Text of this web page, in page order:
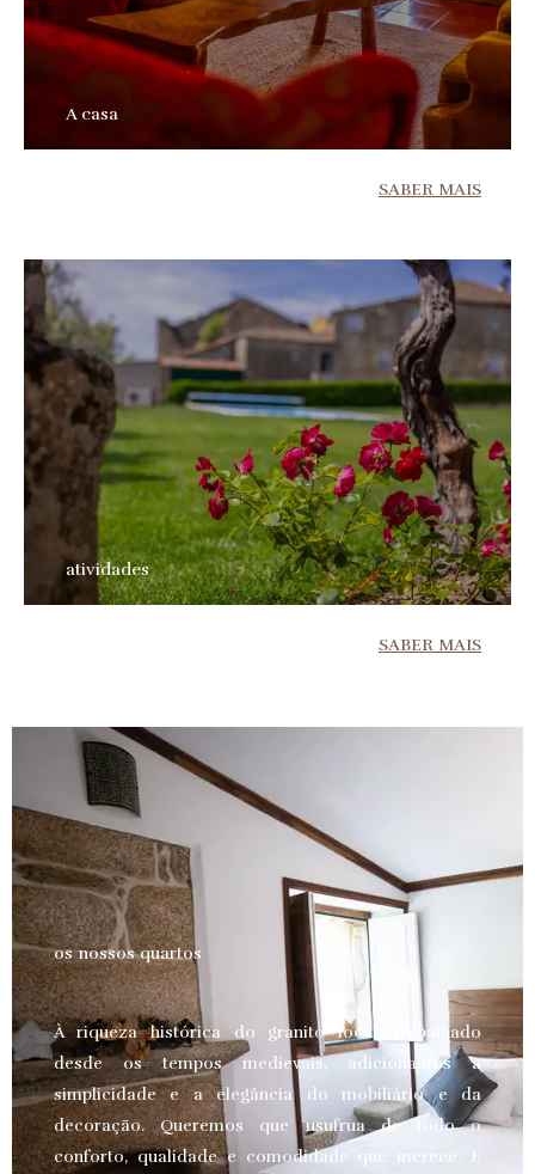
A casa
SABER MAIS
atividades
SABER MAIS
os nossos quartos
À riqueza histórica do granito local, trabalhado
desde os tempos medievais, adicionamos a
simplicidade e a elegância do mobiliário e da
decoração. Queremos que usufrua de todo o
conforto, qualidade e comodidade que merece.
E